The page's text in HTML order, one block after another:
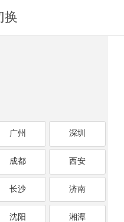
换
广州 深圳
成都 西安
长沙 济南
沈阳 湘潭